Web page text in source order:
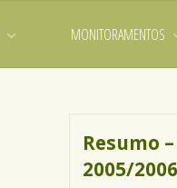
MONITORAMENTOS
Resumo
2005/2006